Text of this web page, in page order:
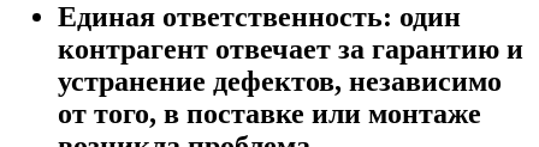
Единая ответственность: один
контрагент отвечает за гарантию и
устранение дефектов, независимо
от того, в поставке или монтаже